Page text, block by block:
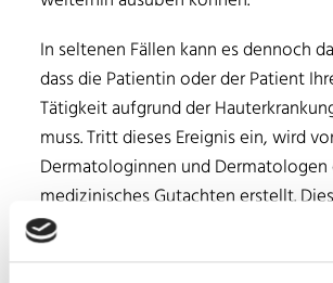
In seltenen Fällen kann es dennoch
dass die Patientin oder der Patient
Tätigkeit aufgrund der
muss. Tritt dieses Ereignis ein, wird
Dermatologinnen und Dermatologen
medizinisches Gutachten erstellt.
gesetzlichen Unfallversicherung